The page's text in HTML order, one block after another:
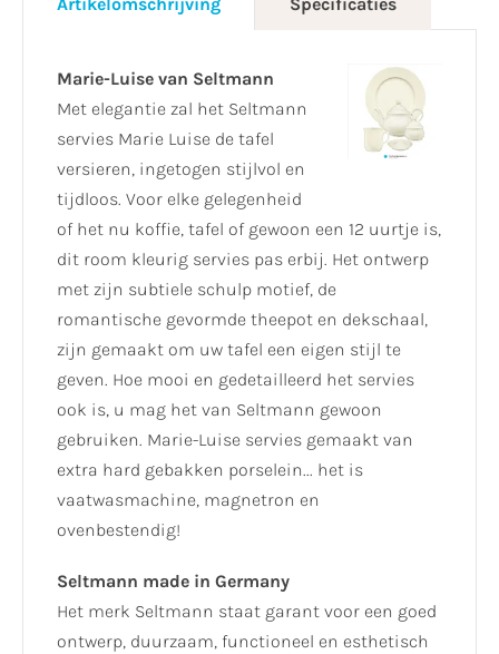
Marie-Luise van Seltmann
Met elegantie zal het Seltmann
servies Marie Luise de tafel
versieren, ingetogen stijlvol en
tijdloos. Voor elke gelegenheid
of het nu koffie, tafel of gewoon een 12 uurtje is,
dit room kleurig servies pas erbij. Het ontwerp
met zijn subtiele schulp motief, de
romantische gevormde theepot en dekschaal,
zijn gemaakt om uw tafel een eigen stijl te
geven. Hoe mooi en gedetailleerd het servies
ook is, u mag het van Seltmann gewoon
gebruiken. Marie-Luise servies gemaakt van
extra hard gebakken porselein... het is
vaatwasmachine, magnetron en
ovenbestendig!
Seltmann made in Germany
Het merk Seltmann staat garant voor een goed
ontwerp, duurzaam, functioneel en esthetisch